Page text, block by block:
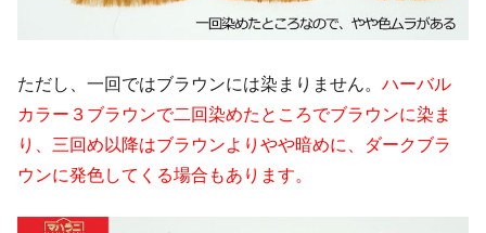
ただし、一回ではブラウンには染まりません。ハーバル
カラー３ブラウンで二回染めたところでブラウンに染ま
り、三回め以降はブラウンよりやや暗めに、ダークブラ
ウンに発色してくる場合もあります。